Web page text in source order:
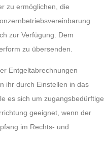
zu ermöglichen, die
zur Verfügung. Dem
zu übersenden.
Entgeltabrechnungen
ihr durch Einstellen in das
es sich um zugangsbedürftige
geeignet, wenn der
im Rechts- und